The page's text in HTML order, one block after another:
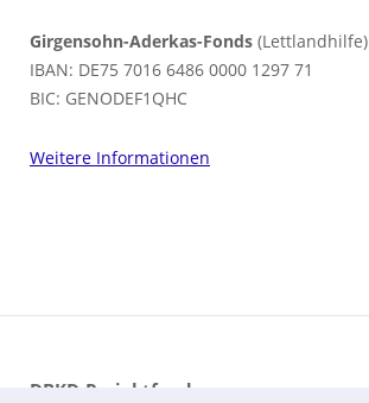
Girgensohn-Aderkas-Fonds (Lettlandhilfe)
IBAN: DE75 7016 6486 0000 1297 71
BIC: GENODEF1QHC
Weitere Informationen
DBKD-Projektfonds